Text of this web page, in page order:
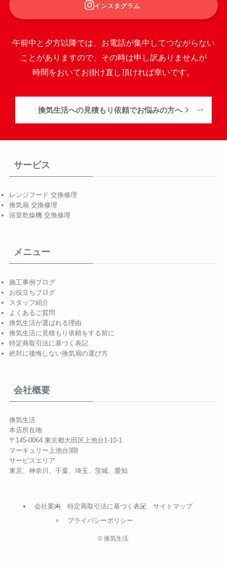
インスタグラム
午前中と夕方以降では、お電話が集中してつながらない
ことがありますので、その時は申し訳ありませんが
時間をおいてお掛け直し頂ければ幸いです。
換気生活への見積もり依頼でお悩みの方へ
サービス
レンジフード 交換修理
換気扇 交換修理
浴室乾燥機 交換修理
メニュー
施工事例ブログ
お役立ちブログ
スタッフ紹介
よくあるご質問
換気生活が選ばれる理由
換気生活に見積もり依頼をする前に
特定商取引法に基づく表記
絶対に後悔しない換気扇の選び方
会社概要
換気生活
本店所在地
〒145-0064 東京都大田区上池台1-10-1
マーキュリー上池台3階
サービスエリア
東京、神奈川、千葉、埼玉、茨城、愛知
会社案内
特定商取引法に基づく表記
プライバシーポリシー
サイトマップ
©換気生活.